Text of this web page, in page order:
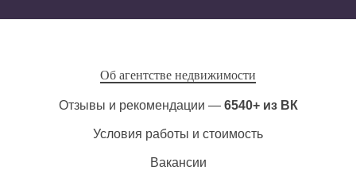
Об агентстве недвижимости
Отзывы и рекомендации — 6540+ из ВК
Условия работы и стоимость
Вакансии